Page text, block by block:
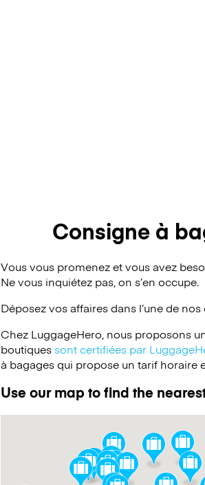
Consigne à
Vous vous promenez et vous avez
Ne vous inquiétez pas, on s’en occupe.
Déposez vos affaires dans l’une de
Chez LuggageHero, nous proposons
boutiquessont certifiées par
à bagages qui propose un tarif horaire
Use our map to find the